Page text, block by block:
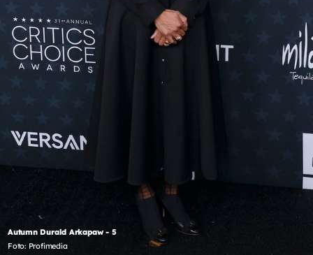
Autumn Durald Arkapaw - 5
Foto: Profimedia